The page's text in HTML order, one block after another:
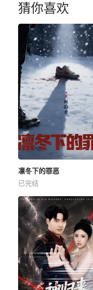
猜你喜欢
凛冬下的罪恶
已完结